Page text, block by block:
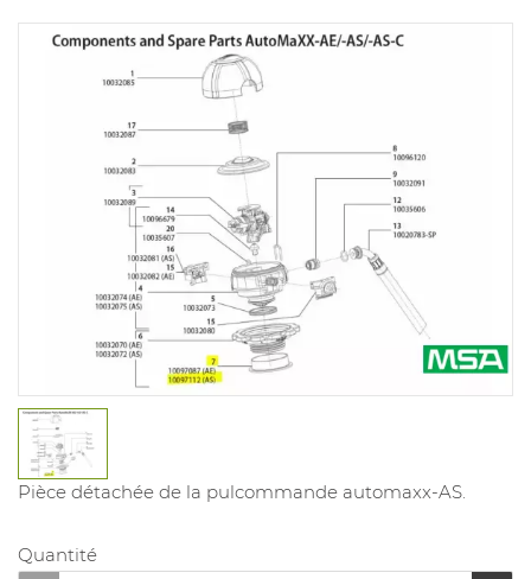
Pièce détachée de la pulcommande automaxx-AS.
Quantité